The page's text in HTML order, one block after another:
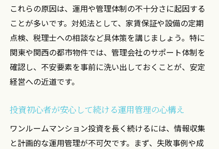
これらの原因は、運用や管理体制の不十分さに起因する
ことが多いです。対処法として、家賃保証や設備の定期
点検、税理士への相談など具体策を講じましょう。特に
関東や関西の都市物件では、管理会社のサポート体制を
確認し、不安要素を事前に洗い出しておくことが、安定
経営への近道です。
投資初心者が安心して続ける運用管理の心構え
ワンルームマンション投資を長く続けるには、情報収集
と計画的な運用管理が不可欠です。まず、失敗事例や成